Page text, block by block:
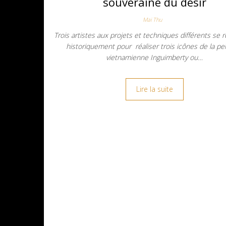
Mai Thu
Trois artistes aux projets et techniques différents se
historiquement pour réaliser trois icônes de la
vietnamienne Inguimberty ou…
Lire la suite